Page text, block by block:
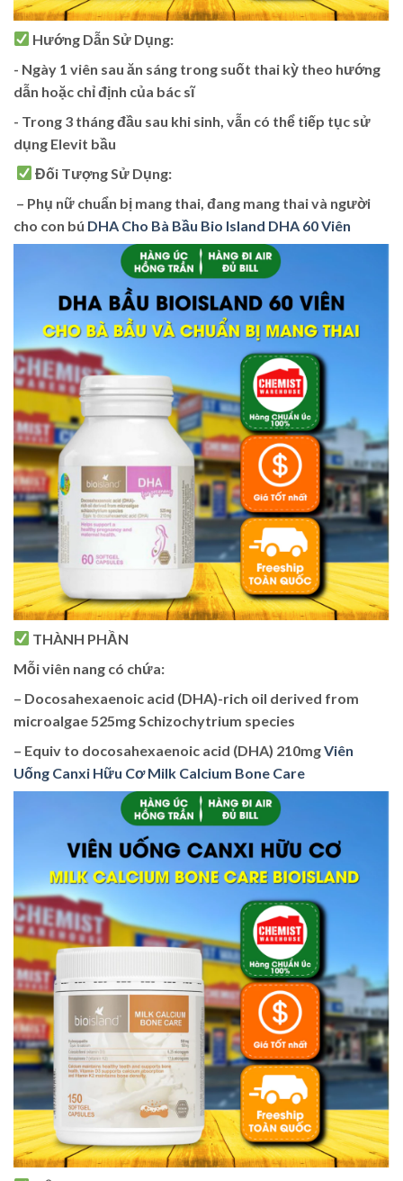
Hướng Dẫn Sử Dụng:
️- Ngày 1 viên sau ăn sáng trong suốt thai kỳ theo hướng
dẫn hoặc chỉ định của bác sĩ
️- Trong 3 tháng đầu sau khi sinh, vẫn có thể tiếp tục sử
dụng Elevit bầu
Đối Tượng Sử Dụng:
️ – Phụ nữ chuẩn bị mang thai, đang mang thai và người
cho con bú DHA Cho Bà Bầu Bio Island DHA 60 Viên
THÀNH PHẦN
Mỗi viên nang có chứa:
– Docosahexaenoic acid (DHA)-rich oil derived from
microalgae 525mg Schizochytrium species
– Equiv to docosahexaenoic acid (DHA) 210mgViên
Uống Canxi Hữu Cơ Milk Calcium Bone Care